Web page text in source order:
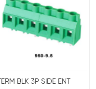
220 А постоянного тока
TERM BLK 3P SIDE ENT